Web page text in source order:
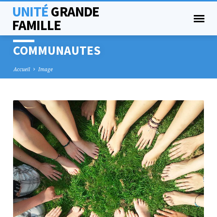
UNITÉGRANDE
FAMILLE
COMMUNAUTES
Accueil Image
COMMUNAUTES